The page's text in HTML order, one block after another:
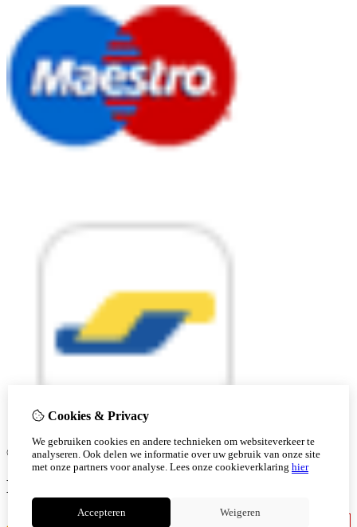
© Copyright 2026 |
Cookies & Privacy
We gebruiken cookies en andere technieken om websiteverkeer te
analyseren. Ook delen we informatie over uw gebruik van onze site
met onze partners voor analyse. Lees onze cookieverklaring hier
Accepteren Weigeren
Ben je 18 of ouder?